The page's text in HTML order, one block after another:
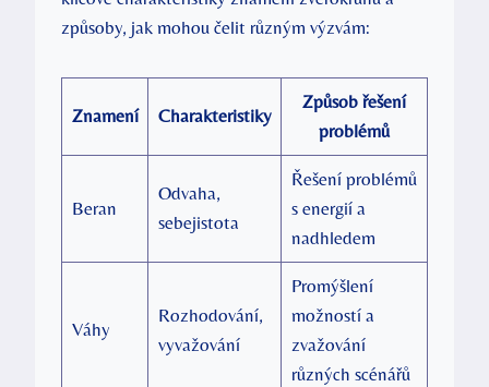
způsoby, jak mohou čelit různým výzvám:
Znamení Charakteristiky
Způsob řešení
problémů
Beran
Odvaha,
sebejistota
Řešení problémů
s energií a
nadhledem
Váhy
Rozhodování,
vyvažování
Promýšlení
možností a
zvažování
různých scénářů